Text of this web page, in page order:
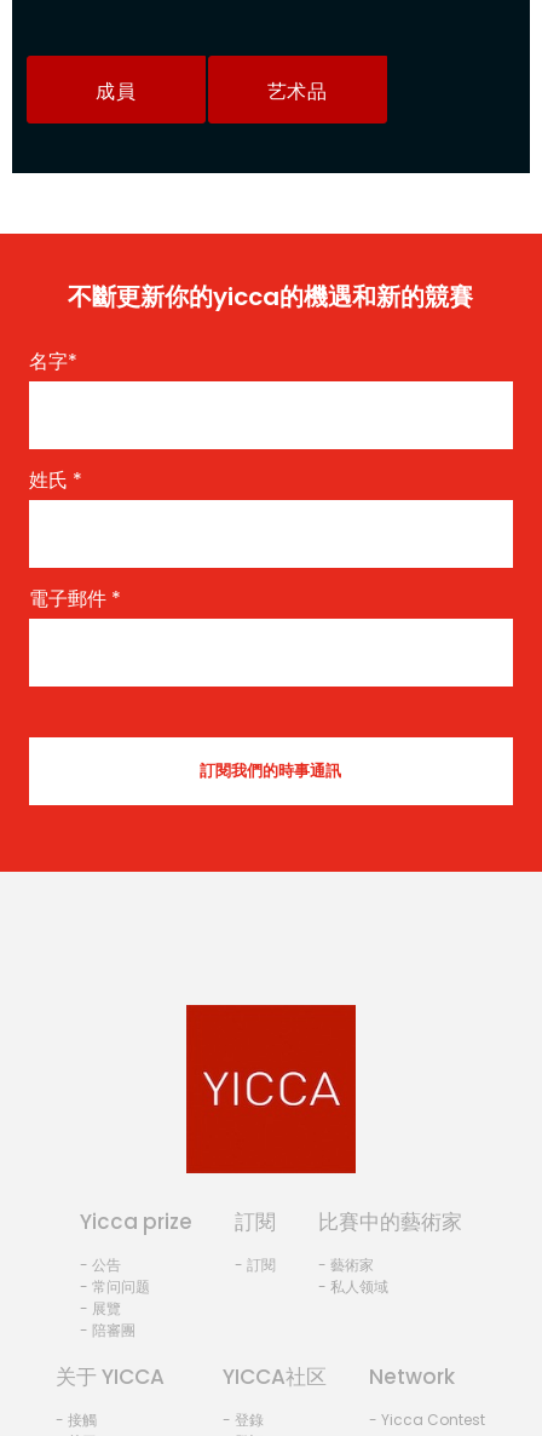
成員 艺术品
不斷更新你的yicca的機遇和新的競賽
名字*
姓氏 *
電子郵件 *
Yicca prize
- 公告
- 常问问题
- 展覽
- 陪審團
訂閱
- 訂閱
比賽中的藝術家
- 藝術家
- 私人领域
关于 YICCA
- 接觸
YICCA社区
- 登錄
Network
- Yicca Contest